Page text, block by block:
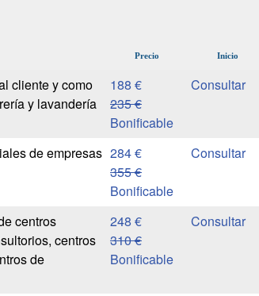
Precio Inicio
cliente y como
y lavandería
188 €
235 €
Bonificable
de empresas 284 €
355 €
Bonificable
centros
centros
de
248 €
310 €
Bonificable